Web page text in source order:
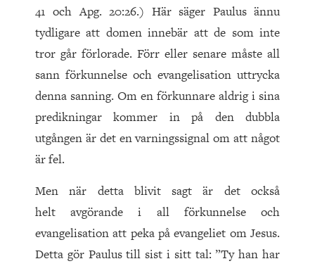
41 och Apg. 20:26.) Här säger Paulus ännu
tydligare att domen innebär att de som inte
tror går förlorade. Förr eller senare måste all
sann förkunnelse och evangelisation uttrycka
denna sanning. Om en förkunnare aldrig i sina
predikningar kommer in på den dubbla
utgången är det en varningssignal om att något
är fel.
Men när detta blivit sagt är det också
helt avgörande i all förkunnelse och
evangelisation att peka på evangeliet om Jesus.
Detta gör Paulus till sist i sitt tal: ”Ty han har